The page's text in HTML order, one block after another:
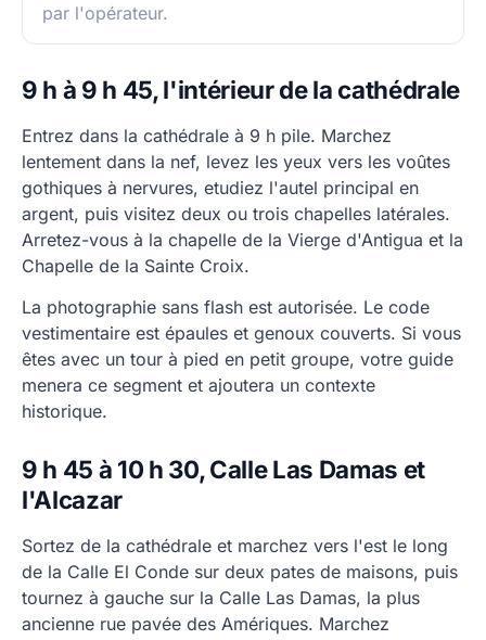
par l'opérateur.
9 h à 9 h 45, l'intérieur de la cathédrale
Entrez dans la cathédrale à 9 h pile. Marchez
lentement dans la nef, levez les yeux vers les voûtes
gothiques à nervures, etudiez l'autel principal en
argent, puis visitez deux ou trois chapelles latérales.
Arretez-vous à la chapelle de la Vierge d'Antigua et la
Chapelle de la Sainte Croix.
La photographie sans flash est autorisée. Le code
vestimentaire est épaules et genoux couverts. Si vous
êtes avec un tour à pied en petit groupe, votre guide
menera ce segment et ajoutera un contexte
historique.
9 h 45 à 10 h 30, Calle Las Damas et
l'Alcazar
Sortez de la cathédrale et marchez vers l'est le long
de la Calle El Conde sur deux pates de maisons, puis
tournez à gauche sur la Calle Las Damas, la plus
ancienne rue pavée des Amériques. Marchez